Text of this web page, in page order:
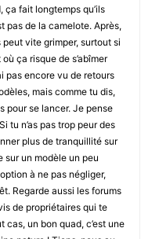
ça fait longtemps qu’ils
pas de la camelote. Après,
vite grimper, surtout si
ça risque de s’abîmer
pas encore vu de retours
mais comme tu dis,
pour se lancer. Je pense
tu n’as pas trop peur des
plus de tranquillité sur
sur un modèle un peu
à ne pas négliger,
Regarde aussi les forums
de propriétaires qui te
un bon quad, c’est une